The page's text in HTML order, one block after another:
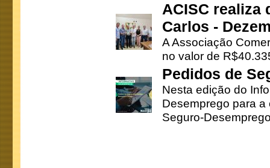
ACISC realiza
Carlos -
A Associação
no valor de
Pedidos de
Nesta edição do
Desemprego para
Seguro-